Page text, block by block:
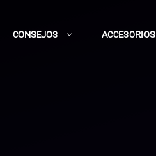
CONSEJOS ACCESORIOS